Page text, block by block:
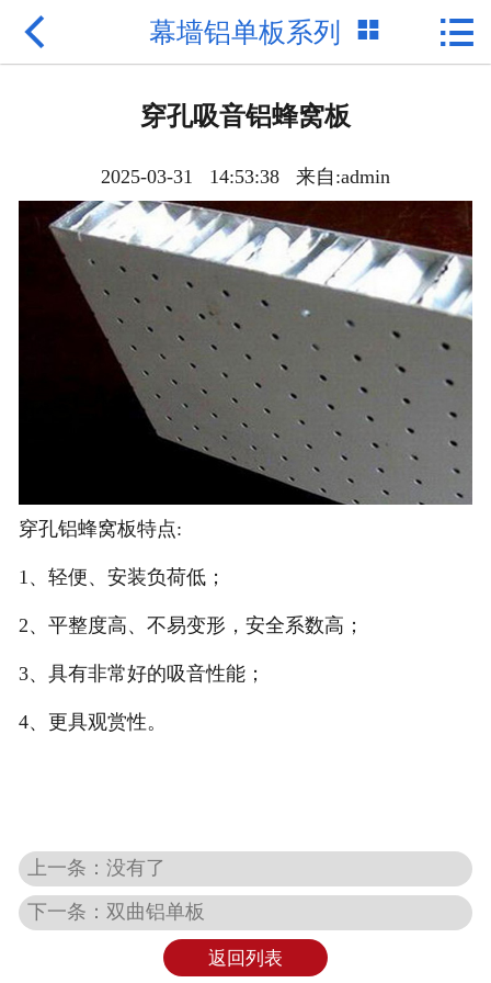
 网站首页
新闻资讯
成功案例
联系我们
 幕墙铝单板系列  
穿孔吸音铝蜂窝板
2025-03-31 14:53:38 来自:admin
穿孔铝蜂窝板特点:
1、轻便、安装负荷低；
2、平整度高、不易变形，安全系数高；
3、具有非常好的吸音性能；
4、更具观赏性。
上一条：没有了
下一条：双曲铝单板
返回列表